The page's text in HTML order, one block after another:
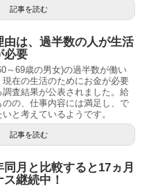
記事を読む
由は、過半数の人が生活
必要
～69歳の男女)の過半数が働い
在の生活のためにお金が必要
査結果が公表されました。給
の、仕事内容には満足し、で
と考えているようです。
記事を読む
月と比較すると17ヵ月
継続中！